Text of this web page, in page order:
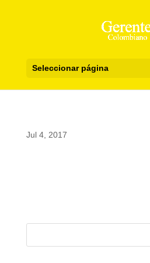
Seleccionar página
Jul 4, 2017